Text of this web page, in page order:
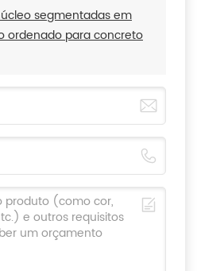
segmentadas em
ordenado para concreto